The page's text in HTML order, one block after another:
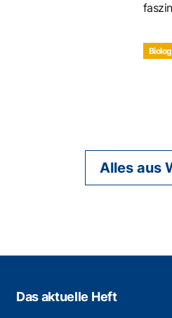
Alles aus
Das aktuelle Heft